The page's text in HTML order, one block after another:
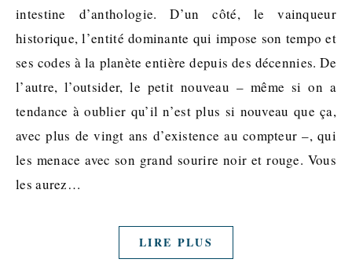
intestine d’anthologie. D’un côté, le vainqueur
historique, l’entité dominante qui impose son tempo et
ses codes à la planète entière depuis des décennies. De
l’autre, l’outsider, le petit nouveau – même si on a
tendance à oublier qu’il n’est plus si nouveau que ça,
avec plus de vingt ans d’existence au compteur –, qui
les menace avec son grand sourire noir et rouge. Vous
les aurez…
LIRE PLUS